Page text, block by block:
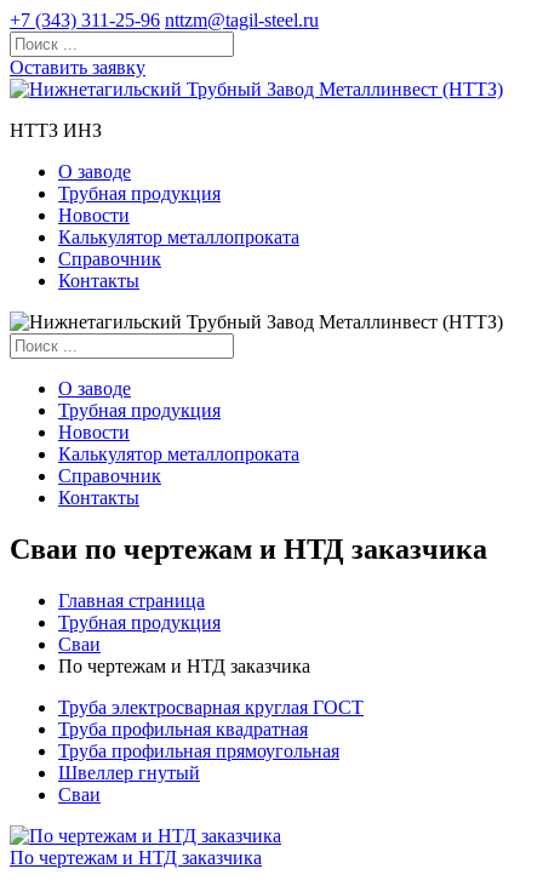
+7 (343) 311-25-96 nttzm@tagil-steel.ru
Оставить заявку
НТТЗ ИНЗ
О заводе
Трубная продукция
Новости
Калькулятор металлопроката
Справочник
Контакты
О заводе
Трубная продукция
Новости
Калькулятор металлопроката
Справочник
Контакты
Сваи по чертежам и НТД заказчика
Главная страница
Трубная продукция
Сваи
По чертежам и НТД заказчика
Труба электросварная круглая ГОСТ
Труба профильная квадратная
Труба профильная прямоугольная
Швеллер гнутый
Сваи
По чертежам и НТД заказчика